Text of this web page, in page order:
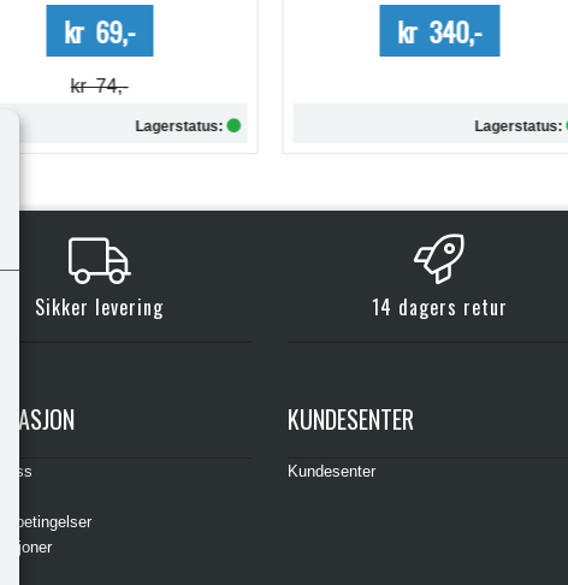
kr 340,-
Lagerstatus:
kr 254,-
Lagerstatus:
Sikker levering 14 dagers retur
oss
KUNDESENTER
Kundesenter